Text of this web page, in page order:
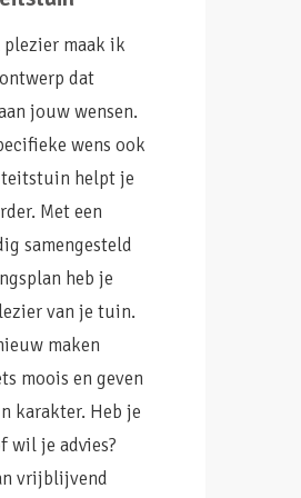
plezier maak ik
dat
jouw wensen.
wens ook
helpt je
Met een
samengesteld
heb je
van je tuin.
maken
moois en geven
karakter. Heb je
wil je advies?
vrijblijvend